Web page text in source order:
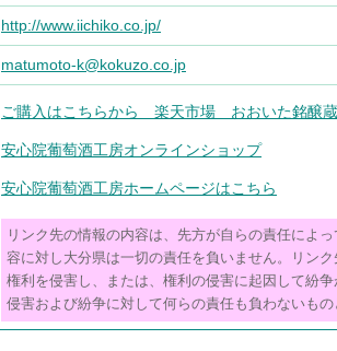
http://www.iichiko.co.jp/
matumoto-k@kokuzo.co.jp
ご購入はこちらから 楽天市場 おおいた銘醸蔵
安心院葡萄酒工房オンラインショップ
安心院葡萄酒工房ホームページはこちら
リンク先の情報の内容は、先方が自らの責任によ
容に対し大分県は一切の責任を負いません。リン
権利を侵害し、または、権利の侵害に起因して紛
侵害および紛争に対して何らの責任も負わないもの